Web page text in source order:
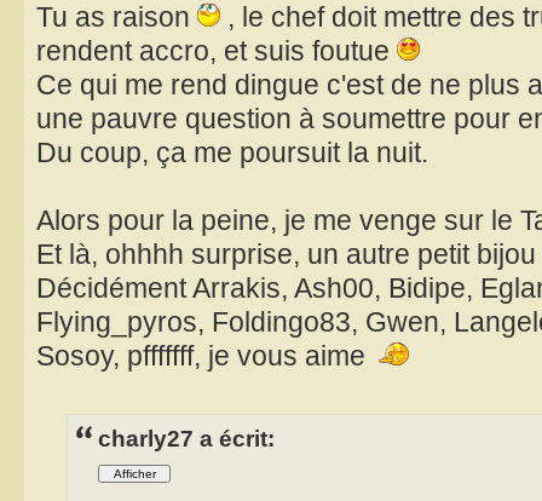
Tu as raison
, le chef doit mettre des
rendent accro, et suis foutue
Ce qui me rend dingue c'est de ne plus
une pauvre question à soumettre pour
Du coup, ça me poursuit la nuit.
Alors pour la peine, je me venge sur le
Et là, ohhhh surprise, un autre petit
Décidément Arrakis, Ash00, Bidipe,
Flying_pyros, Foldingo83, Gwen,
Sosoy, pfffffff, je vous aime
charly27 a écrit: